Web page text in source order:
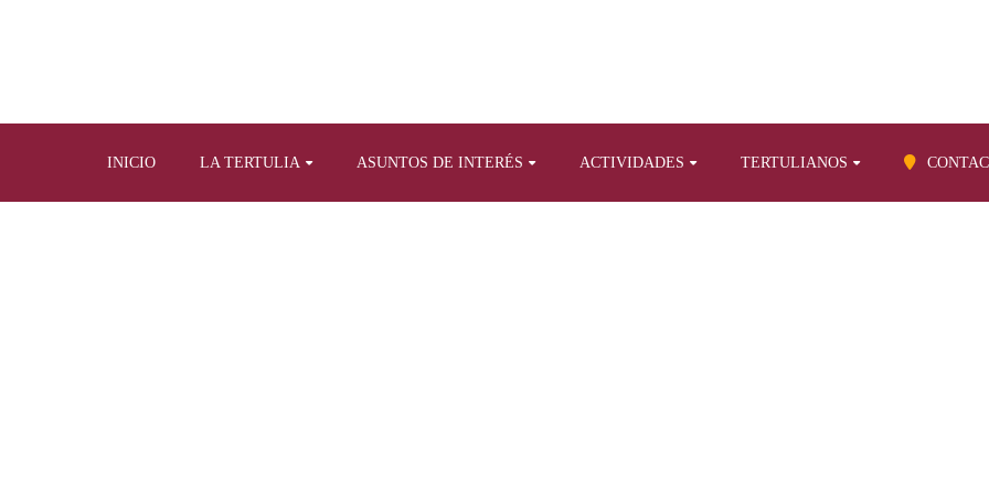
INICIO LA TERTULIA ASUNTOS DE INTERÉS ACTIVIDADES TERTULIANOS